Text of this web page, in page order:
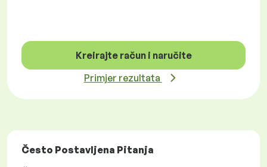
Kreirajte račun i naručite
Primjer rezultata
Često Postavljena Pitanja